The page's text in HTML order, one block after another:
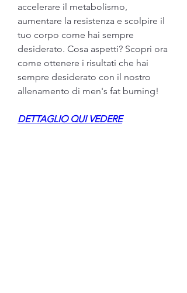
accelerare il metabolismo,
aumentare la resistenza e scolpire il
tuo corpo come hai sempre
desiderato. Cosa aspetti? Scopri ora
come ottenere i risultati che hai
sempre desiderato con il nostro
allenamento di men's fat burning!
DETTAGLIO QUI VEDERE